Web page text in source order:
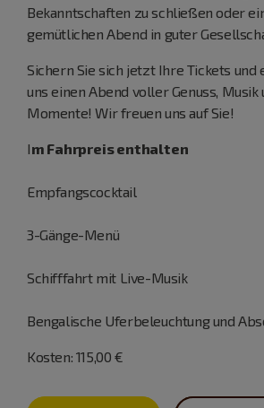
Bekanntschaften zu schließen oder
gemütlichen Abend in guter
Sichern Sie sich jetzt Ihre Tickets und
uns einen Abend voller Genuss, Musik
Momente! Wir freuen uns auf Sie!
Im Fahrpreis enthalten
Empfangscocktail
3-Gänge-Menü
Schifffahrt mit Live-Musik
Bengalische Uferbeleuchtung und
Kosten: 115,00 €